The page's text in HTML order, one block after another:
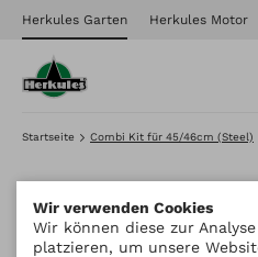
Herkules Garten Herkules Motor
Startseite Combi Kit für 45/46cm (Steel)
Wir verwenden Cookies
Wir können diese zur
platzieren, um unsere